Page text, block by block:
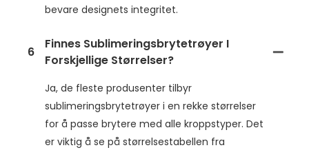
bevare designets integritet.
6
Finnes Sublimeringsbrytetrøyer I
Forskjellige Størrelser?
Ja, de fleste produsenter tilbyr
sublimeringsbrytetrøyer i en rekke størrelser
for å passe brytere med alle kroppstyper. Det
er viktig å se på størrelsestabellen fra